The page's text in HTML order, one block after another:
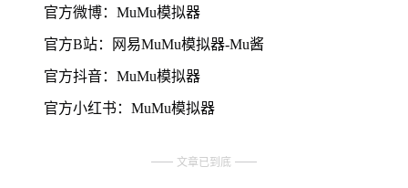
官方微博：MuMu模拟器
官方B站：网易MuMu模拟器-Mu酱
官方抖音：MuMu模拟器
官方小红书：MuMu模拟器
文章已到底